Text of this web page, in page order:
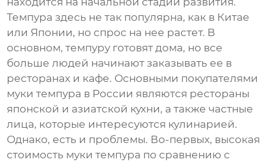
Темпура здесь не так популярна, как в Китае
или Японии, но спрос на нее растет. В
основном, темпуру готовят дома, но все
больше людей начинают заказывать ее в
ресторанах и кафе. Основными покупателями
муки темпура в России являются рестораны
японской и азиатской кухни, а также частные
лица, которые интересуются кулинарией.
Однако, есть и проблемы. Во-первых, высокая
стоимость муки темпура по сравнению с